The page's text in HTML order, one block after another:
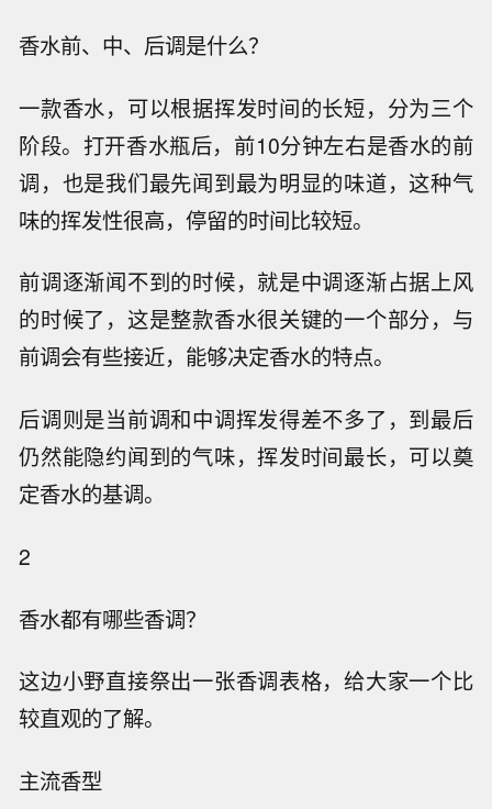
香水前、中、后调是什么？
一款香水，可以根据挥发时间的长短，分为三个
阶段。打开香水瓶后，前10分钟左右是香水的前
调，也是我们最先闻到最为明显的味道，这种气
味的挥发性很高，停留的时间比较短。
前调逐渐闻不到的时候，就是中调逐渐占据上风
的时候了，这是整款香水很关键的一个部分，与
前调会有些接近，能够决定香水的特点。
后调则是当前调和中调挥发得差不多了，到最后
仍然能隐约闻到的气味，挥发时间最长，可以奠
定香水的基调。
2
香水都有哪些香调？
这边小野直接祭出一张香调表格，给大家一个比
较直观的了解。
主流香型